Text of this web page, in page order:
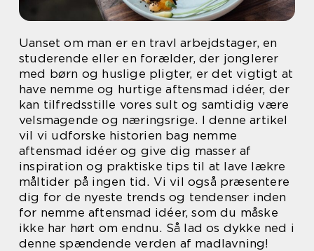
Uanset om man er en travl arbejdstager, en
studerende eller en forælder, der jonglerer
med børn og huslige pligter, er det vigtigt at
have nemme og hurtige aftensmad idéer, der
kan tilfredsstille vores sult og samtidig være
velsmagende og næringsrige. I denne artikel
vil vi udforske historien bag nemme
aftensmad idéer og give dig masser af
inspiration og praktiske tips til at lave lækre
måltider på ingen tid. Vi vil også præsentere
dig for de nyeste trends og tendenser inden
for nemme aftensmad idéer, som du måske
ikke har hørt om endnu. Så lad os dykke ned i
denne spændende verden af madlavning!